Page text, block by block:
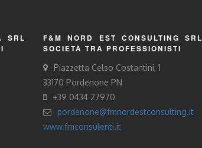
SRL
F&M NORD EST CONSULTING SRL
SOCIETÀ TRA PROFESSIONISTI
Piazzetta Celso Costantini, 1
33170 Pordenone PN
+39 0434 27970
pordenone@fmnordestconsulting.it
www.fmconsulenti.it